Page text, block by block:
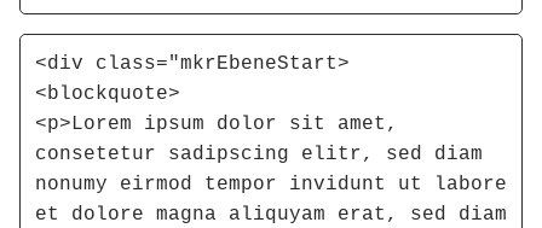
<div class="mkrEbeneStart>
<blockquote>
<p>Lorem ipsum dolor sit amet,
consetetur sadipscing elitr, sed diam
nonumy eirmod tempor invidunt ut labore
et dolore magna aliquyam erat, sed diam